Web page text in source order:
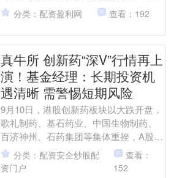
尔街日报》报道，研究公司Citrini发布于
2月23日的....
分类：配资盈利网 查看：192
真牛所 创新药“深V”行情再上
演！基金经理：长期投资机
遇清晰 需警惕短期风险
9月10日，港股创新药板块以大跌开盘，
歌礼制药、基石药业、中国生物制药、
百济神州、石药集团等集体重挫，A股创
新药也同步走低。然而盘中行情的演绎
凸显了这一板块的韧....
分类：配资安全炒股配
资门户
查看：
152